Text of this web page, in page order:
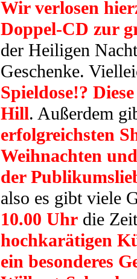
Wir verlosen
Doppel-CD zur
der Heiligen
Geschenke.
Spieldose!?
Hill. Außerdem
erfolgreichsten
Weihnachten
der
also es gibt viele
10.00 Uhr die
hochkarätigen
ein besonderes